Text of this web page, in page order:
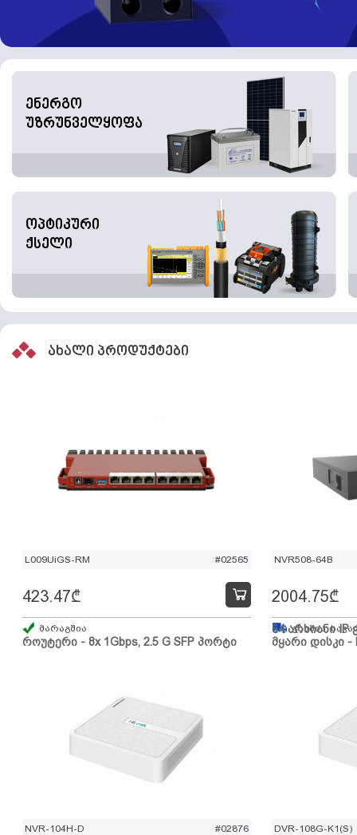
ენერგო
უზრუნველყოფა
ოპტიკური
ქსელი
ახალი პროდუქტები
L009UiGS-RM #02565
როუტერი - 8x 1Gbps, 2.5 G SFP პორტი
423.47₾
მარაგშია
NVR508-64B
64 არხიანი IP
მყარი დისკი -
2004.75₾
გზაშია,
NVR-104H-D #02876 DVR-108G-K1(S)